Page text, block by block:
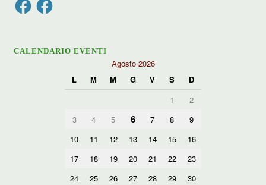
CALENDARIO EVENTI
Agosto 2026
L
M M G V S
D
1
2
3
4 5 6 7 8
9
10
11 12 13 14 15
16
17
18 19 20 21 22
23
24
25 26 27 28 29
30